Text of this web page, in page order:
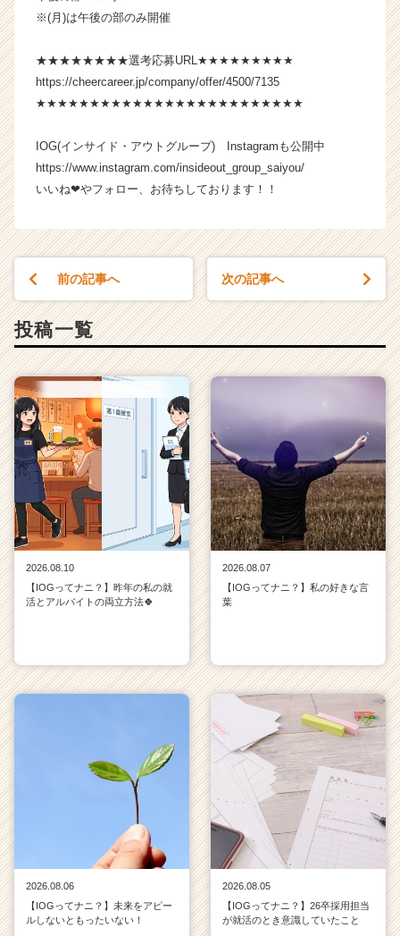
h
e
r
C
r
r）
※(月)は午後の部のみ開催
★★★★★★★★選考応募URL★★★★★★★★★
https://cheercareer.jp/company/offer/4500/7135
★★★★★★★★★★★★★★★★★★★★★★★★★
IOG(インサイド・アウトグループ) Instagramも公開中
https://www.instagram.com/insideout_group_saiyou/
いいね❤やフォロー、お待ちしております！！
前の記事へ 次の記事へ
投稿一覧
2026.08.10
【IOGってナニ？】昨年の私の就
活とアルバイトの両立方法🍀
2026.08.07
【IOGってナニ？】私の好きな言
葉
2026.08.06
【IOGってナニ？】未来をアピー
ルしないともったいない！
2026.08.05
【IOGってナニ？】26卒採用担当
が就活のとき意識していたこと